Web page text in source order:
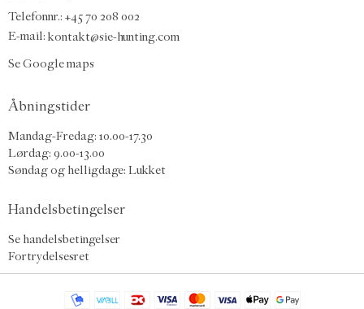
Telefonnr.: +45 70 208 002
E-mail: kontakt@sie-hunting.com
Se Google maps
Åbningstider
Mandag-Fredag: 10.00-17.30
Lørdag: 9.00-13.00
Søndag og helligdage: Lukket
Handelsbetingelser
Se handelsbetingelser
Fortrydelsesret